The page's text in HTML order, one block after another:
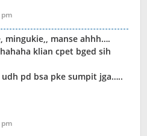
manse ahhh….
klian cpet bged sih
pd bsa pke sumpit jga…..